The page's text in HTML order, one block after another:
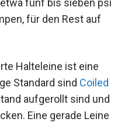
für den Rest auf
Halteleine ist eine
Standard sind Coiled
aufgerollt sind und
Eine gerade Leine